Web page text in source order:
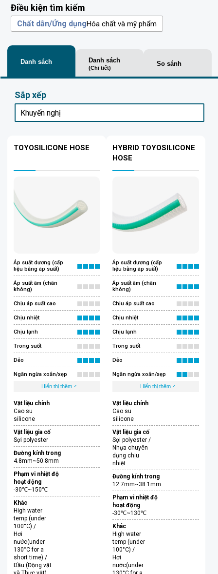
Điều kiện tìm kiếm
Chất dẫn/Ứng dụngHóa chất và mỹ phẩm
Danh sách Danh sách
(Chi tiết)
So sánh
Sắp xếp
TOYOSILICONE HOSE
Áp suất dương (cấp
liệu bằng áp suất)
Áp suất âm (chân
không)
Chịu áp suất cao
Chịu nhiệt
Chịu lạnh
Trong suốt
Dẻo
Ngăn ngừa xoắn/xẹp
Hiển thị thêm
Vật liệu chính
Cao su
silicone
Vật liệu gia cố
Sợi polyester
Đường kính trong
4.8mm~50.8mm
Phạm vi nhiệt độ
hoạt động
-30℃~150℃
Khác
High water
temp (under
100°C) /
Hơi
nước(under
130°C for a
short time) /
Dầu (Động vật
HYBRID TOYOSILICONE
HOSE
Áp suất dương (cấp
liệu bằng áp suất)
Áp suất âm (chân
không)
Chịu áp suất cao
Chịu nhiệt
Chịu lạnh
Trong suốt
Dẻo
Ngăn ngừa xoắn/xẹp
Hiển thị thêm
Vật liệu chính
Cao su
silicone
Vật liệu gia cố
Sợi polyester /
Nhựa chuyên
dụng chịu
nhiệt
Đường kính trong
12.7mm~38.1mm
Phạm vi nhiệt độ
hoạt động
-30℃~130℃
Khác
High water
temp (under
100°C) /
Hơi
nước(under